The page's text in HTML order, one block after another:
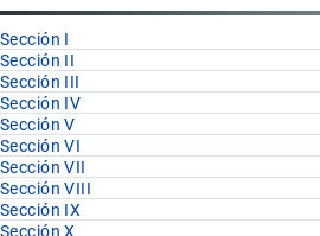
Sección I
Sección II
Sección III
Sección IV
Sección V
Sección VI
Sección VII
Sección VIII
Sección IX
Sección X